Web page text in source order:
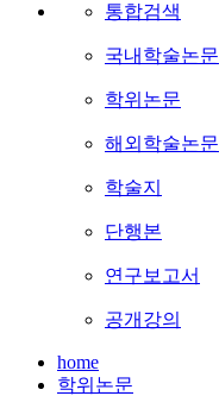
통합검색
국내학술논문
학위논문
해외학술논문
학술지
단행본
연구보고서
공개강의
home
학위논문